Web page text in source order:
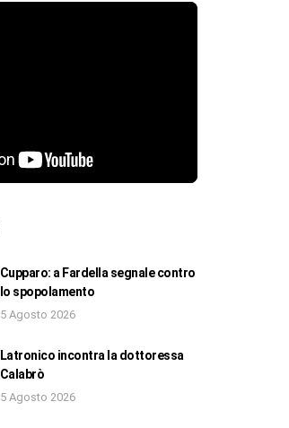
Cupparo: a Fardella segnale contro
lo spopolamento
5 Agosto 2026
Latronico incontra la dottoressa
Calabrò
5 Agosto 2026